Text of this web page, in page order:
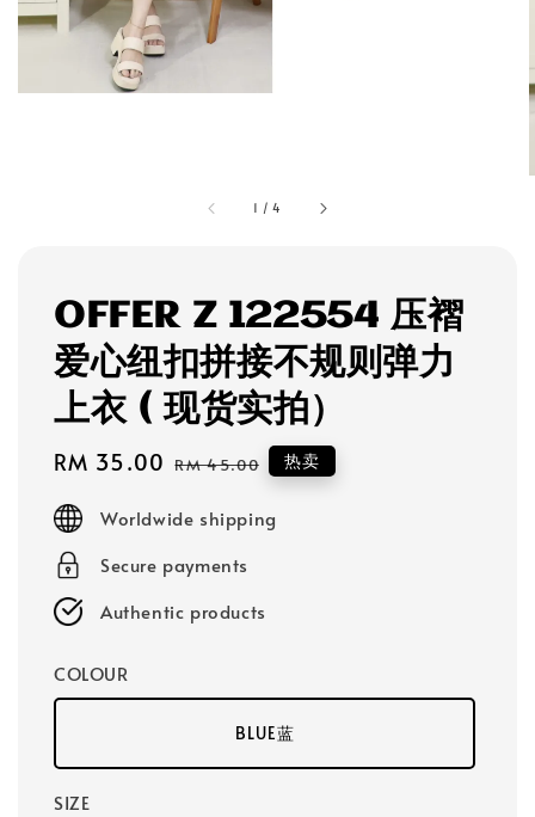
1 /4
OFFER Z 122554 压褶
爱心纽扣拼接不规则弹力
上衣 ( 现货实拍）
Sale
RM 35.00 Regular
RM 45.00 热卖
Worldwide shipping
Secure payments
Authentic products
COLOUR
BLUE蓝
SIZE